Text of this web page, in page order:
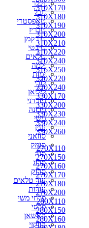
זיגלר
חבל
טאפסטרי
טבריז
טורקמן
טיבטי
טלאים
ילמה
ימות
לורי
ליליאן
מודרני
מכונה
משי
נעין
סוזאני
סומק
סנה
סרוג
סרוק
עור טלאים
עורות
פרחי משי
פרסי
קאשאן
קווקזי
310X170
310X180
310X190
310X200
310X210
310X220
310X240
316X250
320X220
320X240
330X170
330X200
330X230
330X240
330X260
270X110
270X150
270X160
270X170
270X180
270X200
280X110
280X150
280X160
310X190
310X210
350X250
360X220
360X260
370X270
400X300